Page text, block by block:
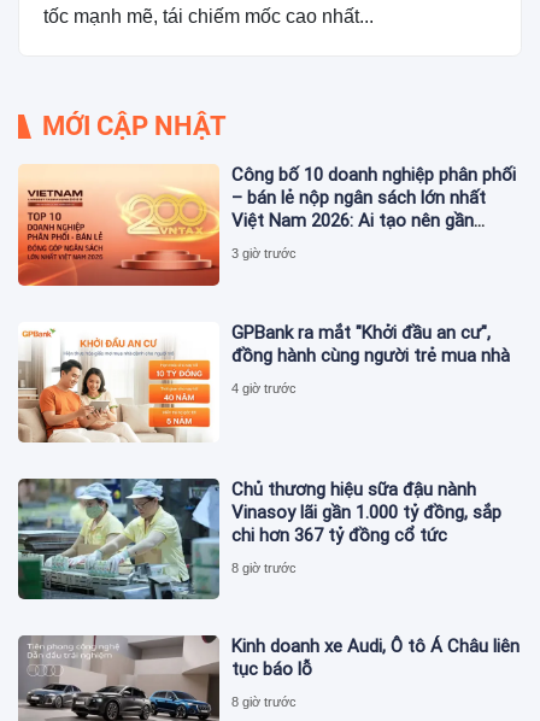
tốc mạnh mẽ, tái chiếm mốc cao nhất...
MỚI CẬP NHẬT
Công bố 10 doanh nghiệp phân phối
– bán lẻ nộp ngân sách lớn nhất
Việt Nam 2026: Ai tạo nên gần
12.900 tỷ đồng?
3 giờ trước
GPBank ra mắt "Khởi đầu an cư",
đồng hành cùng người trẻ mua nhà
4 giờ trước
Chủ thương hiệu sữa đậu nành
Vinasoy lãi gần 1.000 tỷ đồng, sắp
chi hơn 367 tỷ đồng cổ tức
8 giờ trước
Kinh doanh xe Audi, Ô tô Á Châu liên
tục báo lỗ
8 giờ trước